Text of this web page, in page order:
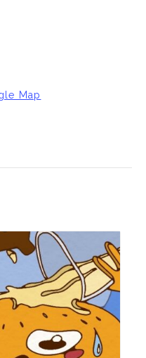
Map